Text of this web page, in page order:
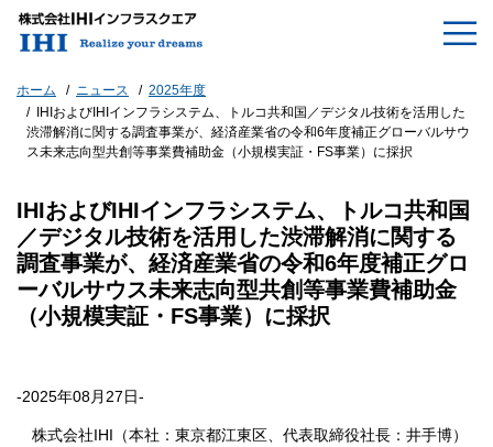
ホーム ニュース
2025年度
IHIおよびIHIインフラシステム、トルコ共和国／デジタル技術を活用した
渋滞解消に関する調査事業が、経済産業省の令和6年度補正グローバルサウ
ス未来志向型共創等事業費補助金（小規模実証・FS事業）に採択
IHIおよびIHIインフラシステム、トルコ共和国
／デジタル技術を活用した渋滞解消に関する
調査事業が、経済産業省の令和6年度補正グロ
ーバルサウス未来志向型共創等事業費補助金
（小規模実証・FS事業）に採択
-2025年08月27日-
株式会社IHI（本社：東京都江東区、代表取締役社長：井手博）